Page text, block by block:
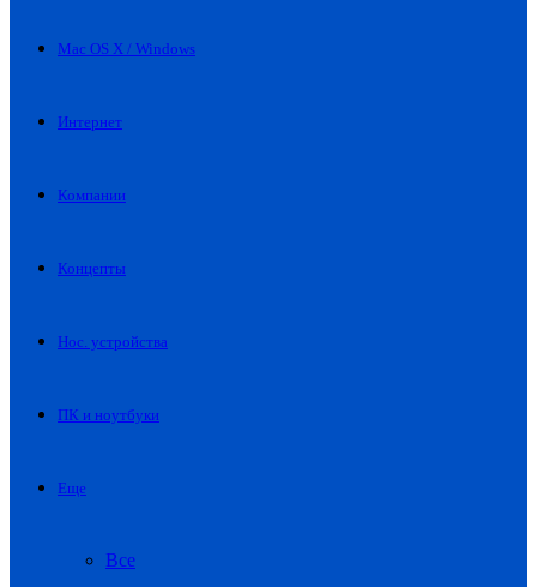
Mac OS X / Windows
Интернет
Компании
Концепты
Нос. устройства
ПК и ноутбуки
Еще
Все